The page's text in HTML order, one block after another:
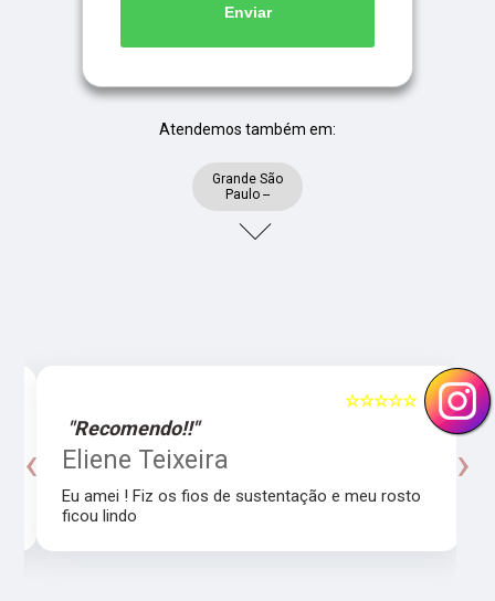
Enviar
Atendemos também em:
Grande São
Paulo --
5
☆☆☆☆☆
"Recomendo!!"
Eliene Teixeira
Eu amei ! Fiz os fios de sustentação e meu rosto
ficou lindo
‹ ›